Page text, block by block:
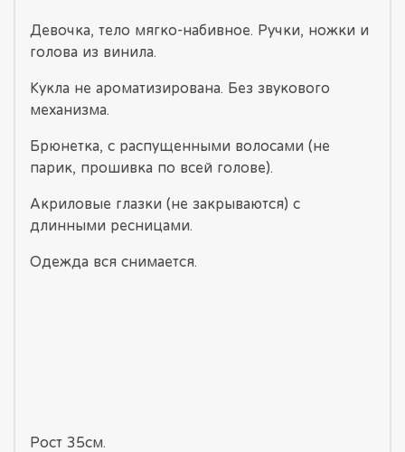
Девочка, тело мягко-набивное. Ручки, ножки и
голова из винила.
Кукла не ароматизирована. Без звукового
механизма.
Брюнетка, с распущенными волосами (не
парик, прошивка по всей голове).
Акриловые глазки (не закрываются) с
длинными ресницами.
Одежда вся снимается.
Рост 35см.